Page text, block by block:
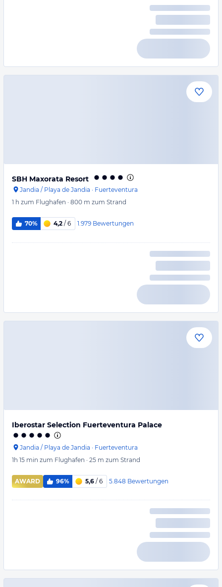
SBH Maxorata Resort
Jandia / Playa de Jandia · Fuerteventura
1 h zum Flughafen · 800 m zum Strand
70% 4,2 / 6 1.979 Bewertungen
Iberostar Selection Fuerteventura Palace
Jandia / Playa de Jandia · Fuerteventura
1h 15 min zum Flughafen · 25 m zum Strand
AWARD 96% 5,6 / 6 5.848 Bewertungen